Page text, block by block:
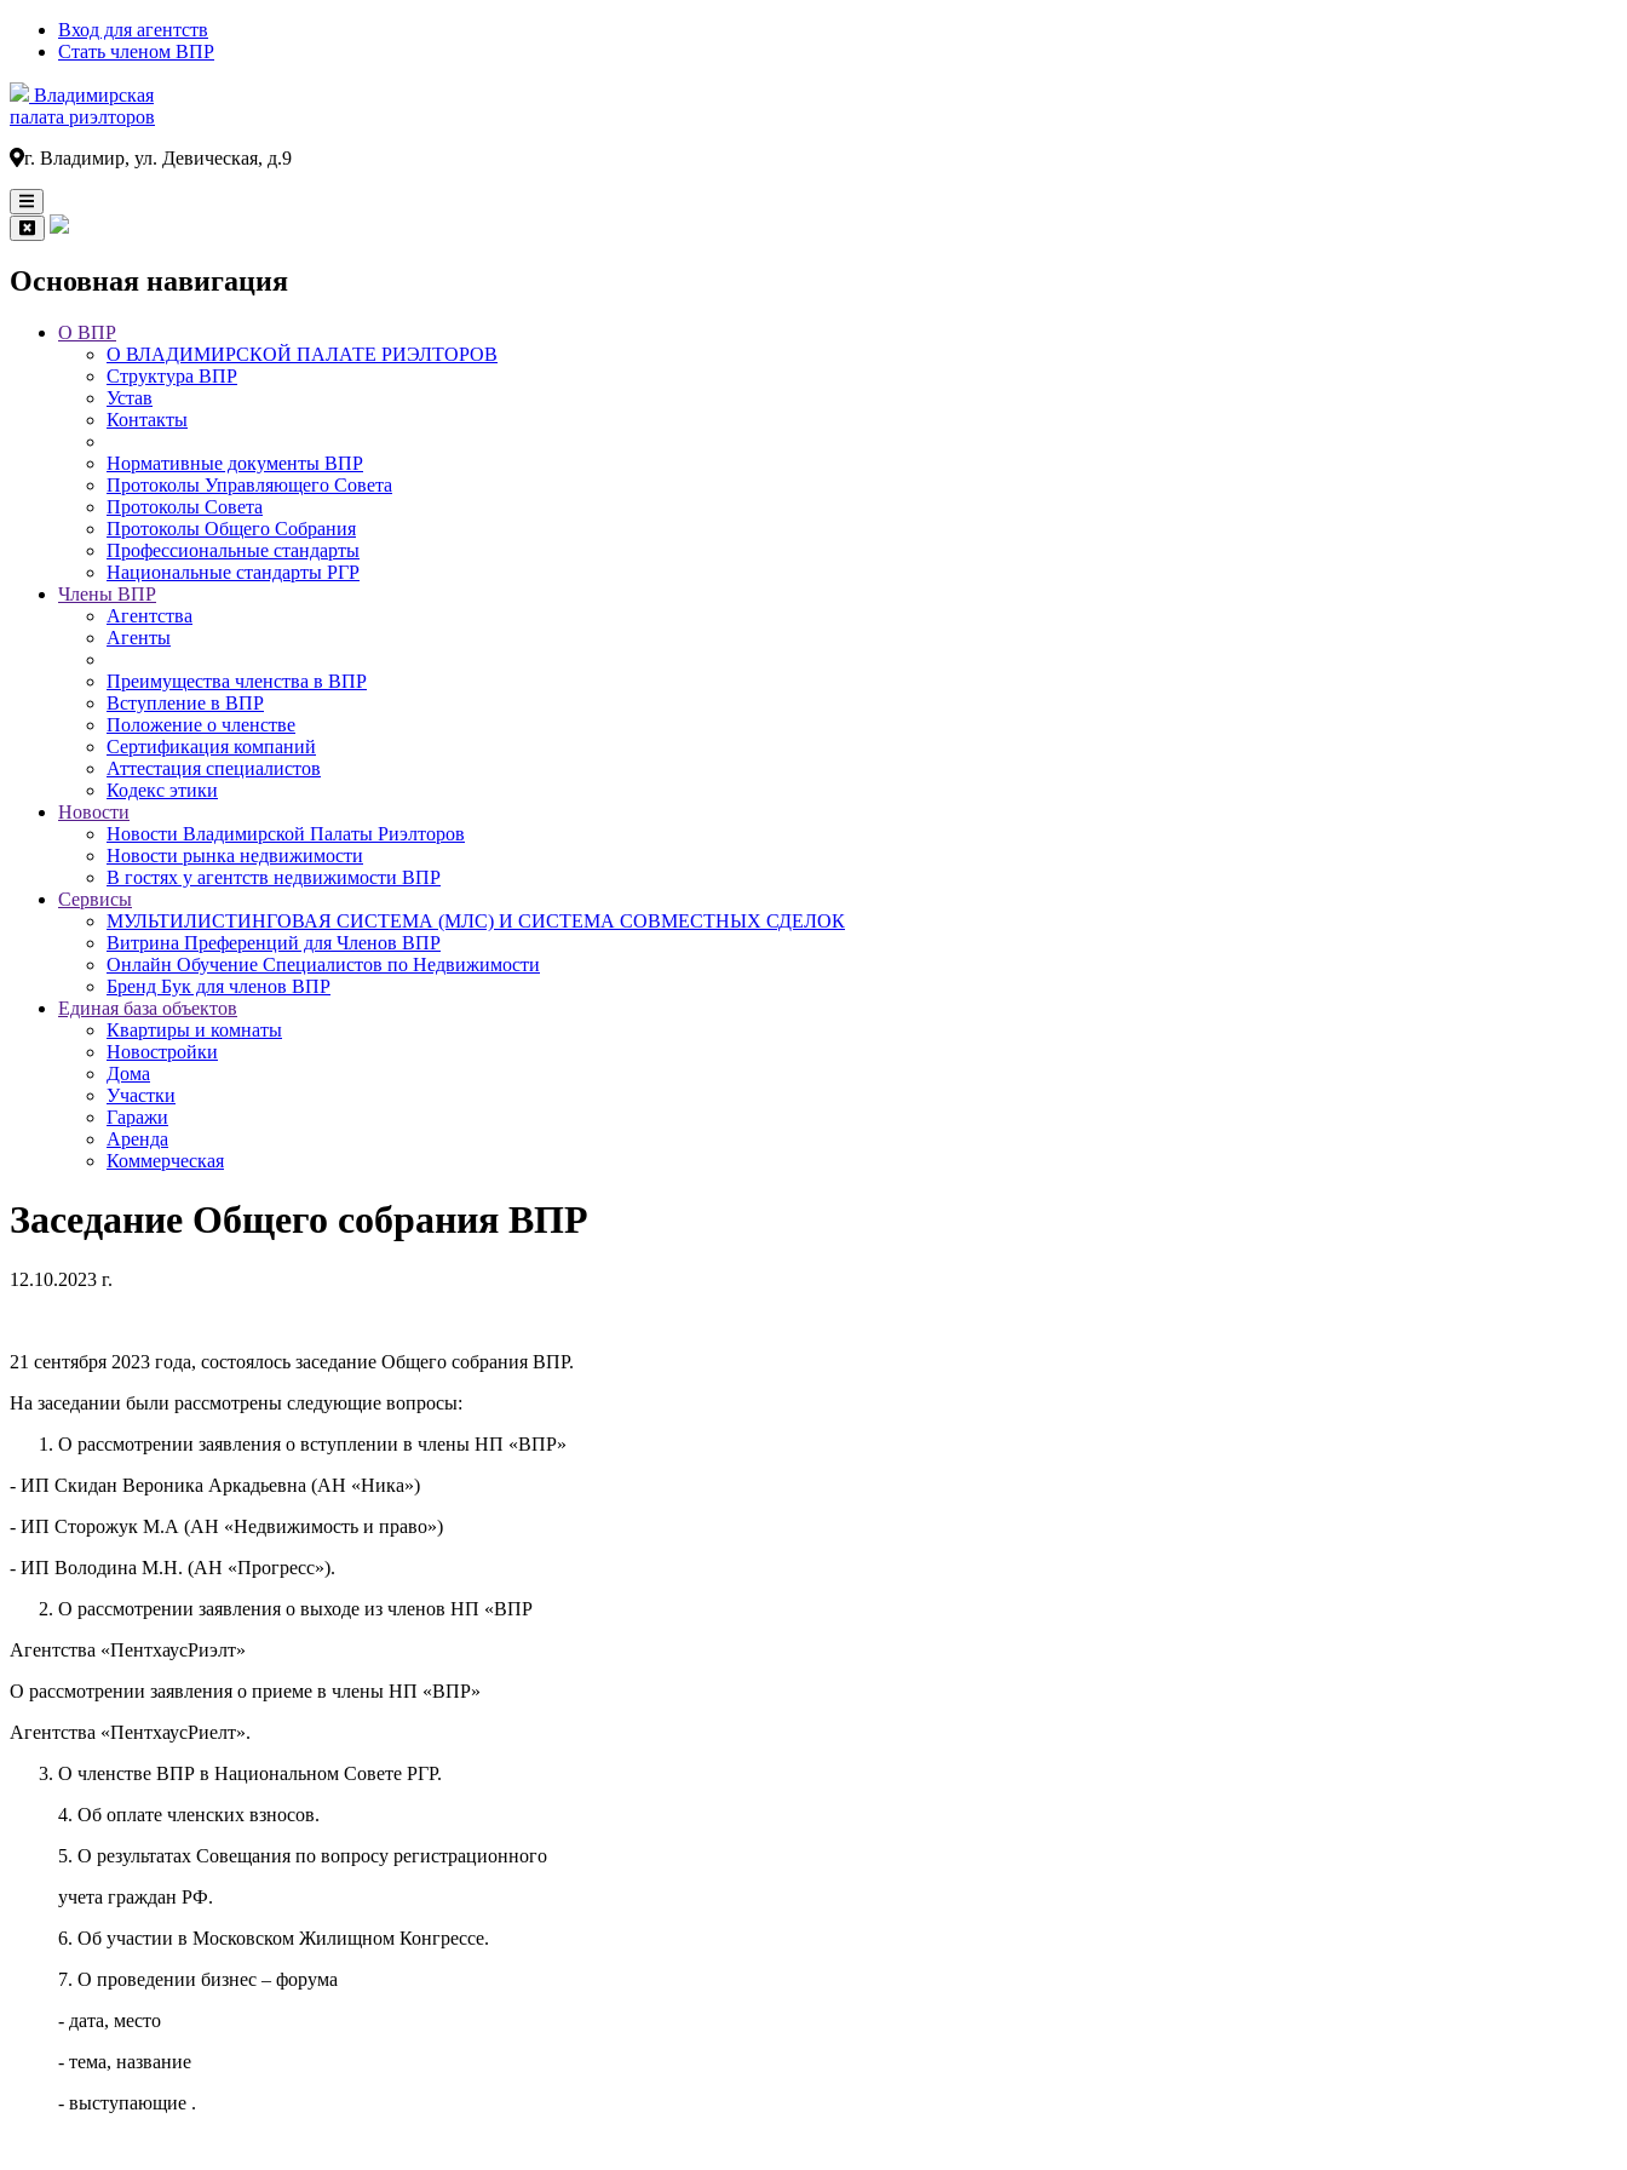
Вход для агентств
Стать членом ВПР
Владимирская
палата риэлторов
г. Владимир, ул. Девическая, д.9
Основная навигация
О ВПР
О ВЛАДИМИРСКОЙ ПАЛАТЕ РИЭЛТОРОВ
Структура ВПР
Устав
Контакты
Нормативные документы ВПР
Протоколы Управляющего Совета
Протоколы Совета
Протоколы Общего Собрания
Профессиональные стандарты
Национальные стандарты РГР
Члены ВПР
Агентства
Агенты
Преимущества членства в ВПР
Вступление в ВПР
Положение о членстве
Сертификация компаний
Аттестация специалистов
Кодекс этики
Новости
Новости Владимирской Палаты Риэлторов
Новости рынка недвижимости
В гостях у агентств недвижимости ВПР
Сервисы
МУЛЬТИЛИСТИНГОВАЯ СИСТЕМА (МЛС) И СИСТЕМА СОВМЕСТНЫХ СДЕЛОК
Витрина Преференций для Членов ВПР
Онлайн Обучение Специалистов по Недвижимости
Бренд Бук для членов ВПР
Единая база объектов
Квартиры и комнаты
Новостройки
Дома
Участки
Гаражи
Аренда
Коммерческая
Заседание Общего собрания ВПР
12.10.2023 г.
21 сентября 2023 года, состоялось заседание Общего собрания ВПР.
На заседании были рассмотрены следующие вопросы:
О рассмотрении заявления о вступлении в члены НП «ВПР»
- ИП Скидан Вероника Аркадьевна (АН «Ника»)
- ИП Сторожук М.А (АН «Недвижимость и право»)
- ИП Володина М.Н. (АН «Прогресс»).
О рассмотрении заявления о выходе из членов НП «ВПР
Агентства «ПентхаусРиэлт»
О рассмотрении заявления о приеме в члены НП «ВПР»
Агентства «ПентхаусРиелт».
О членстве ВПР в Национальном Совете РГР.
4. Об оплате членских взносов.
5. О результатах Совещания по вопросу регистрационного
учета граждан РФ.
6. Об участии в Московском Жилищном Конгрессе.
7. О проведении бизнес – форума
- дата, место
- тема, название
- выступающие .